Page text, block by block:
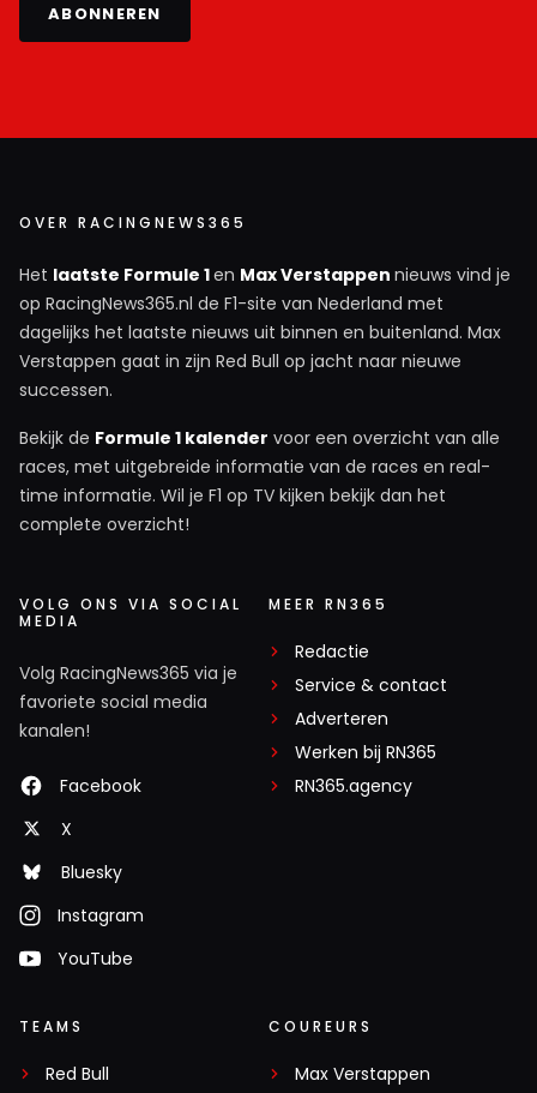
ABONNEREN
OVER RACINGNEWS365
Het laatste Formule 1en Max Verstappen nieuws vind je
op RacingNews365.nl de F1-site van Nederland met
dagelijks het laatste nieuws uit binnen en buitenland. Max
Verstappen gaat in zijn Red Bull op jacht naar nieuwe
successen.
Bekijk de Formule 1 kalender voor een overzicht van alle
races, met uitgebreide informatie van de races en real-
time informatie. Wil je F1 op TV kijken bekijk dan het
complete overzicht!
VOLG ONS VIA SOCIAL
MEDIA
Volg RacingNews365 via je
favoriete social media
kanalen!
Facebook
X
Bluesky
Instagram
YouTube
MEER RN365
Redactie
Service & contact
Adverteren
Werken bij RN365
RN365.agency
TEAMS
Red Bull
COUREURS
Max Verstappen